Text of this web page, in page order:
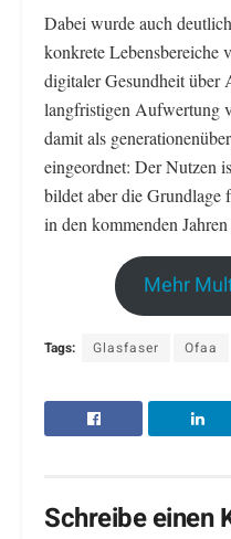
Dabei wurde auch
konkrete Lebensbereiche
digitaler Gesundheit über
langfristigen Aufwertung
damit als
eingeordnet: Der Nutzen
bildet aber die
in den kommenden
Mehr
Tags: Glasfaser Ofaa
Schreibe einen